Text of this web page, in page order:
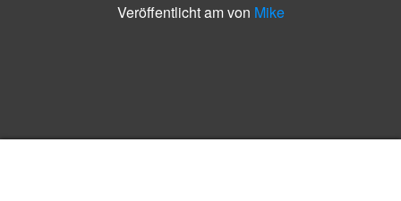
Veröffentlicht amvon Mike